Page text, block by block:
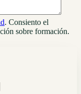
. Consiento el
sobre formación.